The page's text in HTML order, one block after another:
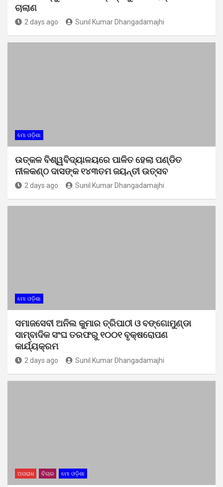
ଚାଲାଣ
2 days ago Sunil Kumar Dhangadamajhi
ମୋ ଓଡ଼ିଶା
ଉତ୍କଳ ବିଶ୍ୱବିଦ୍ୟାଳୟରେ ପାଳିତ ହେଲା ପଣ୍ଡିତ
ନୀଳକଣ୍ଠ ଦାସଙ୍କ ୧୪୩ତମ ଜୟନ୍ତୀ ଉତ୍ସବ
2 days ago Sunil Kumar Dhangadamajhi
ମୋ ଓଡ଼ିଶା
ସମାଜସେବୀ ଅନିଲ କୁମାର ତ୍ରିପାଠୀ ଓ ବଙ୍ଗୋମୁଣ୍ଡା
ସାମ୍ବାଦିକ ସଂଘ ତରଫରୁ ୧୦୦୧ ବୃକ୍ଷରୋପଣ
କାର୍ଯ୍ୟକ୍ରମ
2 days ago Sunil Kumar Dhangadamajhi
ଅପରାଧ ବିଚାର ମୋ ଓଡ଼ିଶା